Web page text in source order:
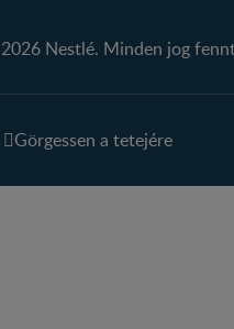
Nestlé. Minden jog
Görgessen a tetejére